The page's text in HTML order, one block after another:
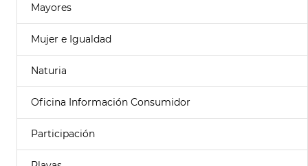
Mayores
Mujer e Igualdad
Naturia
Oficina Información Consumidor
Participación